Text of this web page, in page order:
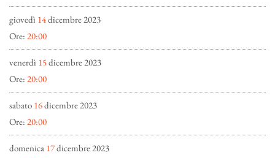
giovedì 14dicembre 2023
Ore: 20:00
venerdì 15dicembre 2023
Ore: 20:00
sabato 16dicembre 2023
Ore: 20:00
domenica 17dicembre 2023